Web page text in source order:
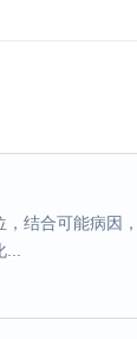
结合可能病因